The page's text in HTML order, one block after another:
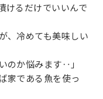
けるだけでいいんで
、冷めても美味しい
のか悩みます‥」
家である魚を使っ